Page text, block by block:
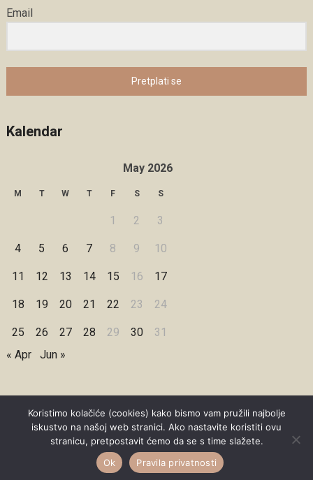
Email
Pretplati se
Kalendar
May 2026
M T W T F S S
1 2 3
4 5 6 7 8 9 10
11 12 13 14 15 16 17
18 19 20 21 22 23 24
25 26 27 28 29 30
31
« Apr
Jun »
Copyright © 2026 Under Dreamskies
Designed by WPZOOM
Koristimo kolačiće (cookies) kako bismo vam pružili najbolje
iskustvo na našoj web stranici. Ako nastavite koristiti ovu
stranicu, pretpostavit ćemo da se s time slažete.
Ok
Pravila privatnosti